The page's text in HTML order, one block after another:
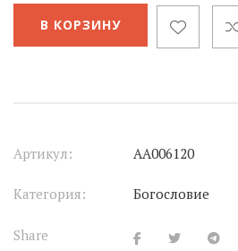
В КОРЗИНУ
Артикул: АА006120
Категория: Богословие
Share